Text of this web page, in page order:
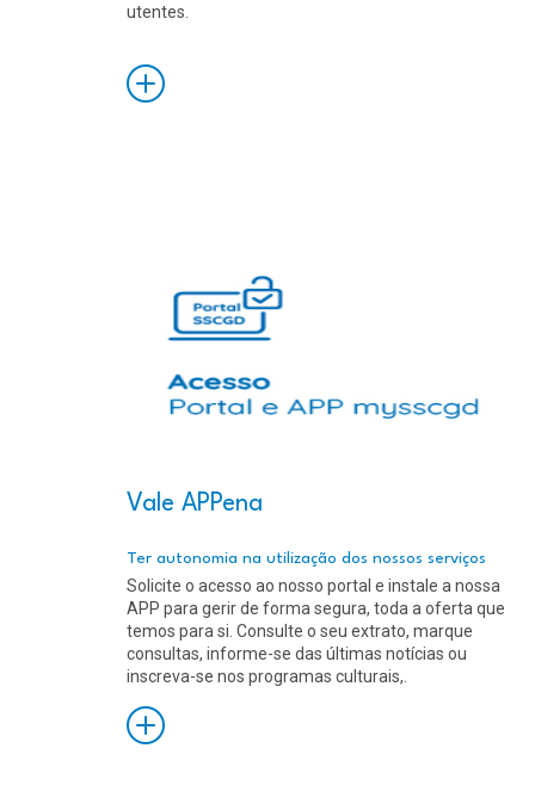
utentes.
Vale APPena
Ter autonomia na utilização dos nossos serviços
Solicite o acesso ao nosso portal e instale a nossa
APP para gerir de forma segura, toda a oferta que
temos para si. Consulte o seu extrato, marque
consultas, informe-se das últimas notícias ou
inscreva-se nos programas culturais,.